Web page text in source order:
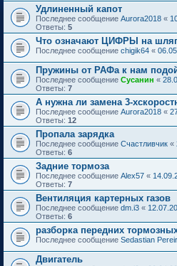
Удлиненный капот
Последнее сообщение Aurora2018 «
Ответы: 5
Что означают ЦИФРЫ на
Последнее сообщение chigik64 «
Пружины от РАФа к нам
Последнее сообщение Сусанин «
Ответы: 7
А нужна ли замена 3-
Последнее сообщение Aurora2018 «
Ответы: 12
Пропала зарядка
Последнее сообщение Счастливчик «
Ответы: 6
Задние тормоза
Последнее сообщение Alex57 «
Ответы: 7
Вентиляция картерных газов
Последнее сообщение dm.i3 «
Ответы: 6
разборка передних
Последнее сообщение Sedastian
Двигатель